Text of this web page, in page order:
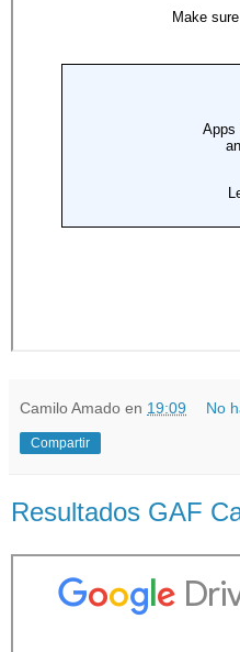
Camilo Amado en 19:09 No
Compartir
Resultados GAF